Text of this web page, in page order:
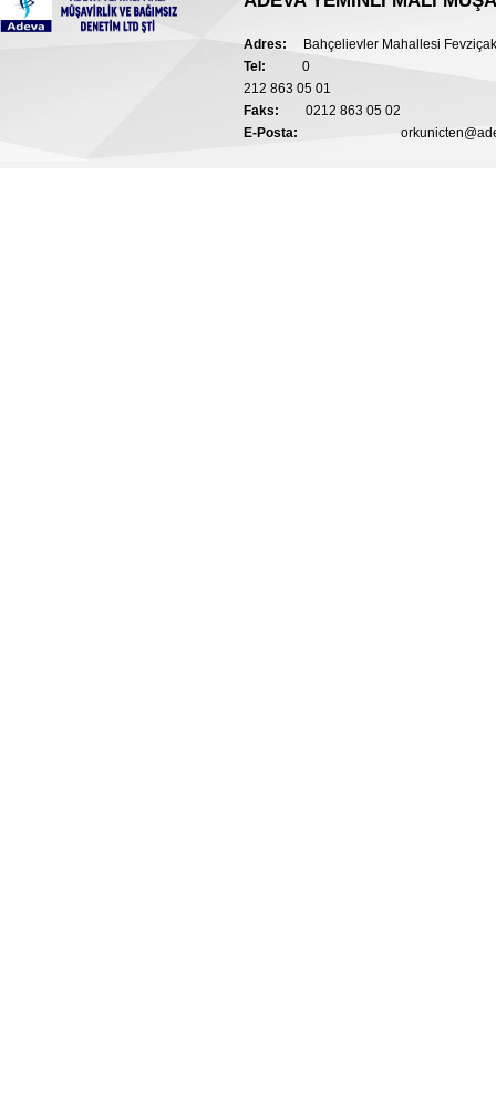
Adres:
Bahçelievler Mahallesi
Tel:
0
212 863 05 01
Faks:
0212 863 05 02
E-Posta: